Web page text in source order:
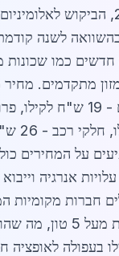
באפריל 2026, הביקוש
ב-15% בהשוואה לשנה
חדשים כמו
מתקדמים.
אלומיניום גלם - 19 ש"ח
24 ש"ח
על המחירים
אנרגיה
חברות מקומיות
לכמויות גדולות מעל 5
בעפולה לאופציה